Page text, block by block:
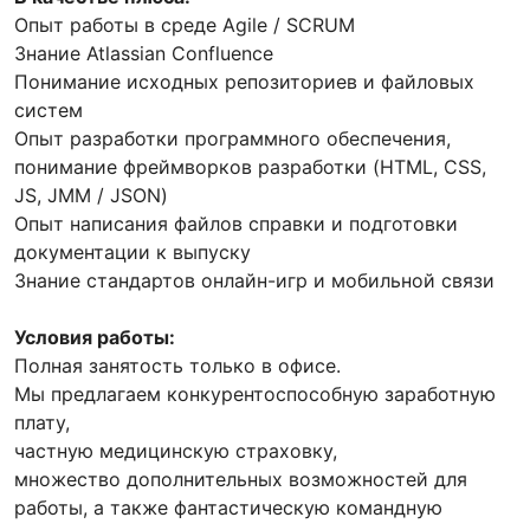
Опыт работы в среде Agile / SCRUM
Знание Atlassian Confluence
Понимание исходных репозиториев и файловых
систем
Опыт разработки программного обеспечения,
понимание фреймворков разработки (HTML, CSS,
JS, JMM / JSON)
Опыт написания файлов справки и подготовки
документации к выпуску
Знание стандартов онлайн-игр и мобильной связи
Условия работы:
Полная занятость только в офисе.
Мы предлагаем конкурентоспособную заработную
плату,
частную медицинскую страховку,
множество дополнительных возможностей для
работы, а также фантастическую командную